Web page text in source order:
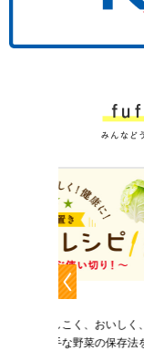
作り置きお
栄養豊富で美
ご紹介します